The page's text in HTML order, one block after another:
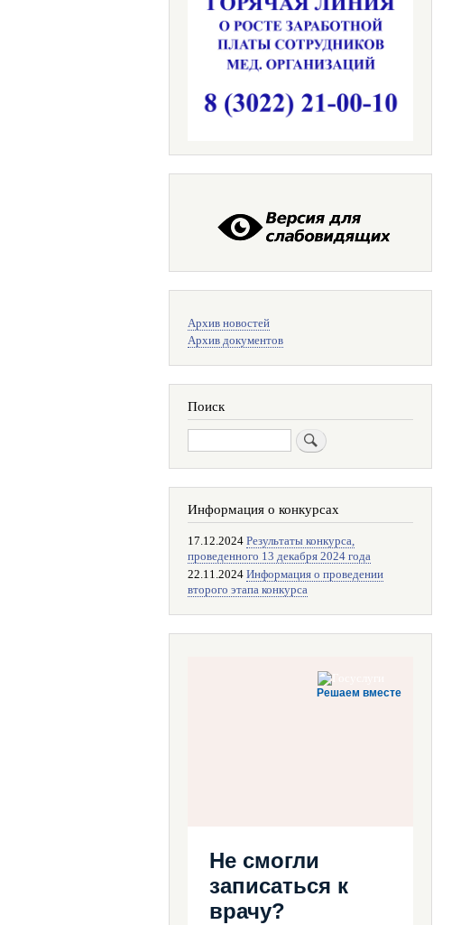
поиска
Архив новостей
Архив документов
Поиск
Информация о конкурсах
17.12.2024 Результаты конкурса,
проведенного 13 декабря 2024 года
22.11.2024 Информация о проведении
второго этапа конкурса
Решаем вместе
Не смогли
записаться к
врачу?